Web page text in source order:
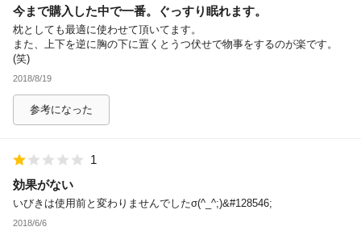
今まで購入した中で一番。ぐっすり眠れます。
枕としても最適に使わせて頂いてます。
また、上下を逆に胸の下に置くとうつ伏せで物事をするのが楽です。
(笑)
2018/8/19
参考になった
1
効果がない
いびきは使用前と変わりませんでしたσ(^_^;)&#128546;
2018/6/6